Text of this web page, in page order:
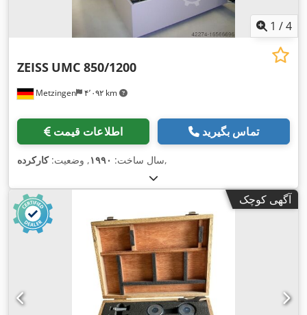
1 /4
Metzingen ۴٬۰۹۲ km
ZEISS UMC 850/1200
اطلاعات قیمت تماس بگیرید
سال ساخت: ۱۹۹۰, وضعیت:کارکرده ,
آگهی کوچک